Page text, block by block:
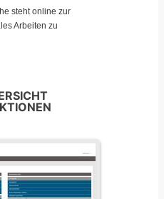
steht online zur
Arbeiten zu